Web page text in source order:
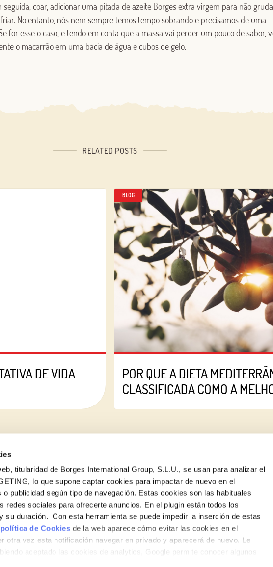
titularidad de Borges International Group, S.L.U., se usan para analizar el
lo que supone captar cookies para impactar de nuevo en el
publicidad según tipo de navegación. Estas cookies son las habituales
redes sociales para ofrecerte anuncios. En el plugin están todos los
su duración. Con esta herramienta se puede impedir la inserción de estas
de Cookies de la web aparece cómo evitar las cookies en el
otra vez esta notificación navegar en privado y aparecerá de nuevo. Le
aceptado las cookies de analytics, Google permite conocer algunos
coar, adicionar uma pitada de azeite Borges extra virgem para não
No entanto, nós nem sempre temos tempo sobrando e precisamos de uma
for esse o caso, e tendo em conta que a massa vai perder um pouco de sabor,
o macarrão em uma bacia de água e cubos de gelo.
RELATED POSTS
DE VIDA
BLOG
POR QUE A DIETA
CLASSIFICADA COMO A
Aviso legal
Política de
Política de cookies
Log in with Google
Log in with Facebook